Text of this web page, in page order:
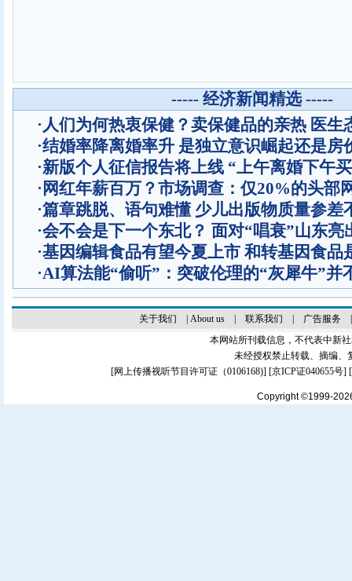
----- 经济新闻精选 -----
·人们为何热衷保健？卖保健品的亲热 医生
·结婚率降离婚率升 是独立意识崛起还是房
·新版个人征信报告将上线 “上午离婚下午
· 网红年薪百万？市场调查：仅20%的头部
·篇章跳脱、语句难懂 少儿出版物质量参差
·会不会是下一个东北？ 面对“唱衰”山东亮
·基因编辑食品有望今夏上市 和转基因食品
·AI算法能“偷听”：突破伦理的“灰犀牛”并
关于我们 About us| 联系我们 广告服务
本网站所刊载信息，不代表中新
未经授权禁止转载、摘编、
[网上传播视听节目许可证（0106168)] [京ICP证040655号]
Copyright ©1999-